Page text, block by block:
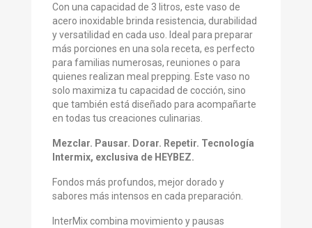
Con una capacidad de 3 litros, este vaso de
acero inoxidable brinda resistencia, durabilidad
y versatilidad en cada uso. Ideal para preparar
más porciones en una sola receta, es perfecto
para familias numerosas, reuniones o para
quienes realizan meal prepping. Este vaso no
solo maximiza tu capacidad de cocción, sino
que también está diseñado para acompañarte
en todas tus creaciones culinarias.
Mezclar. Pausar. Dorar. Repetir. Tecnología
Intermix, exclusiva de HEYBEZ.
Fondos más profundos, mejor dorado y
sabores más intensos en cada preparación.
InterMix combina movimiento y pausas